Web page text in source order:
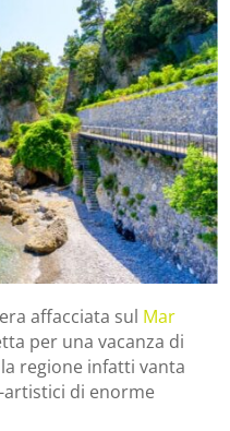
affacciata sul Mar
per una vacanza di
regione infatti vanta
di enorme